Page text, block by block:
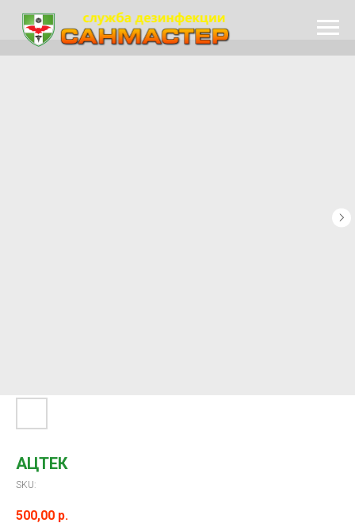
АЦТЕК
SKU:
500,00 р.